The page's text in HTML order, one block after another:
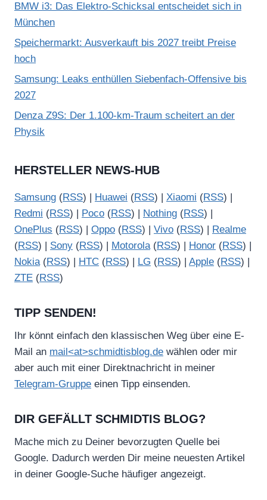
BMW i3: Das Elektro-Schicksal entscheidet sich in
München
Speichermarkt: Ausverkauft bis 2027 treibt Preise
hoch
Samsung: Leaks enthüllen Siebenfach-Offensive bis
2027
Denza Z9S: Der 1.100-km-Traum scheitert an der
Physik
HERSTELLER NEWS-HUB
Samsung (RSS) | Huawei (RSS) | Xiaomi (RSS) |
Redmi (RSS) | Poco (RSS) | Nothing (RSS) |
OnePlus (RSS) | Oppo (RSS) | Vivo (RSS) |
Realme
(RSS) | Sony (RSS) | Motorola(RSS) | Honor (RSS) |
Nokia(RSS) | HTC (RSS) | LG (RSS) | Apple (RSS) |
ZTE (RSS)
TIPP SENDEN!
Ihr könnt einfach den klassischen Weg über eine E-
Mail an mail<at>schmidtisblog.de wählen oder mir
aber auch mit einer Direktnachricht in meiner
Telegram-Gruppe einen Tipp einsenden.
DIR GEFÄLLT SCHMIDTIS BLOG?
Mache mich zu Deiner bevorzugten Quelle bei
Google. Dadurch werden Dir meine neuesten Artikel
in deiner Google-Suche häufiger angezeigt.